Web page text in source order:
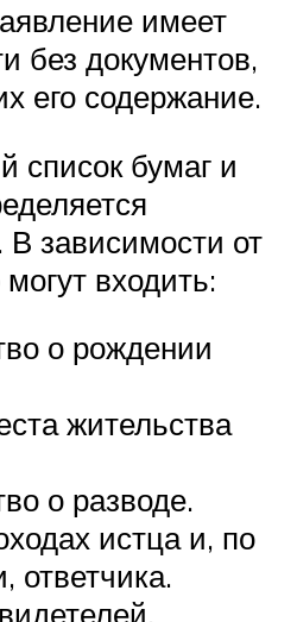
имеет
без документов,
его содержание.
бумаг и
зависимости от
входить:
о рождении
жительства
о разводе.
истца и, по
ответчика.